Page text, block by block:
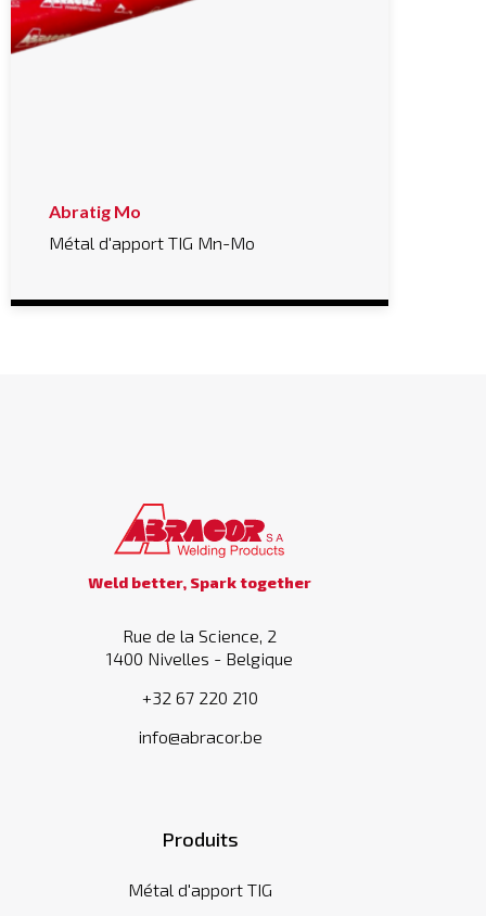
Abratig Mo
Métal d'apport TIG Mn-Mo
Weld better, Spark together
Rue de la Science, 2
1400 Nivelles - Belgique
+32 67 220 210
info@abracor.be
Produits
Métal d'apport TIG